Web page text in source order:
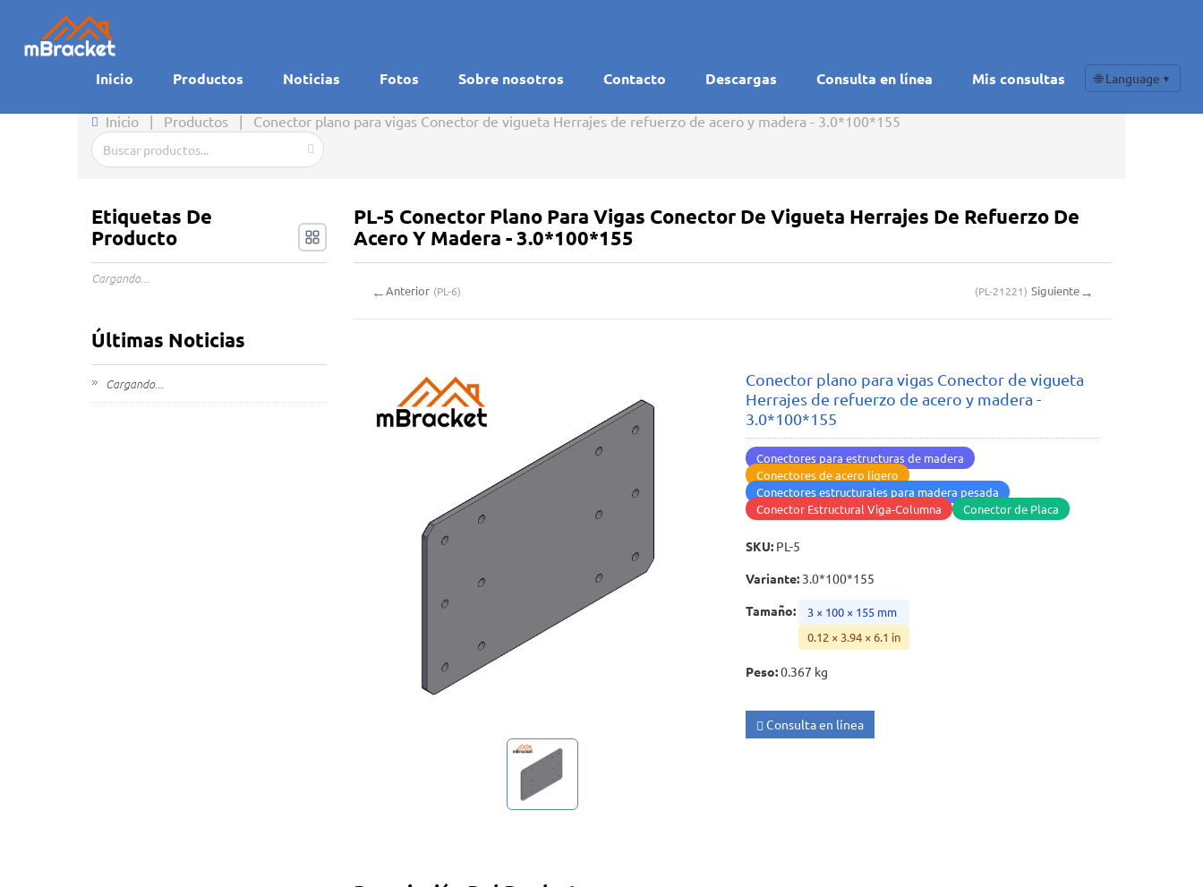
Inicio Productos Noticias Fotos Sobre nosotros Contacto Descargas Consulta en línea Mis consultas 🌐 Language ▼
Inicio | Productos | Conector plano para vigas Conector de vigueta Herrajes de refuerzo de acero y madera - 3.0*100*155
PL-5 Conector Plano Para Vigas Conector De Vigueta Herrajes De Refuerzo De
Acero Y Madera - 3.0*100*155
←Anterior (PL-6) (PL-21221) Siguiente→
Conector plano para vigas Conector de vigueta
Herrajes de refuerzo de acero y madera -
3.0*100*155
Conectores para estructuras de madera
Conectores de acero ligero
Conectores estructurales para madera pesada
Conector Estructural Viga-Columna
Conector de Placa
SKU: PL-5
Variante: 3.0*100*155
Tamaño:
3 × 100 × 155 mm
0.12 × 3.94 × 6.1 in
Peso:0.367 kg
Consulta en línea
Etiquetas De
Producto
Cargando...
Últimas Noticias
Cargando...